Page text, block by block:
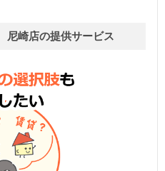
崎店の提供サービス